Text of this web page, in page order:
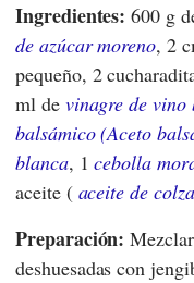
Ingredientes: 600 g
de azúcar moreno, 2
pequeño, 2
ml de vinagre de vino
balsámico (Aceto
blanca, 1cebolla
aceite ( aceite de colza
Preparación:
deshuesadas con